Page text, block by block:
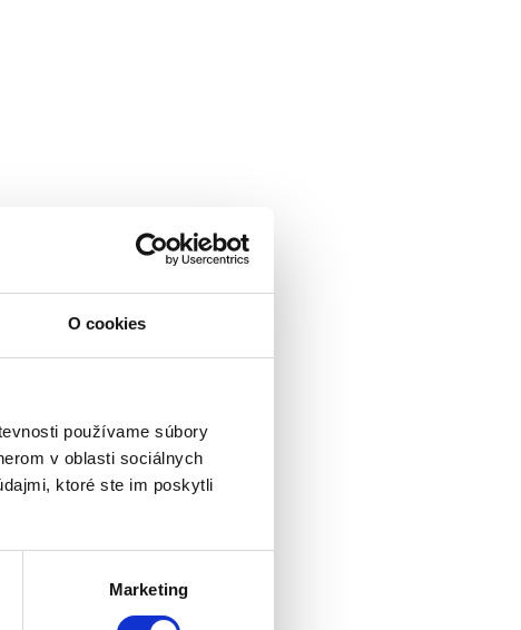
O cookies
používame súbory
v oblasti sociálnych
ktoré ste im poskytli
Marketing